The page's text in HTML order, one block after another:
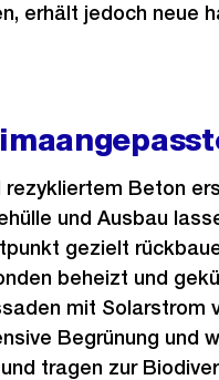
erhält jedoch neue
Beton
und Ausbau
gezielt
beheizt und
mit Solarstrom
Begrünung und
tragen zur